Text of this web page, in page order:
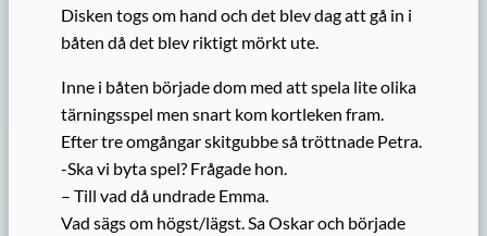
Disken togs om hand och det blev dag att gå in i
båten då det blev riktigt mörkt ute.
Inne i båten började dom med att spela lite olika
tärningsspel men snart kom kortleken fram.
Efter tre omgångar skitgubbe så tröttnade Petra.
-Ska vi byta spel? Frågade hon.
– Till vad då undrade Emma.
Vad sägs om högst/lägst. Sa Oskar och började